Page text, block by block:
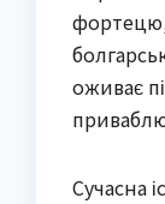
фортецю,
оживає
Сучасна